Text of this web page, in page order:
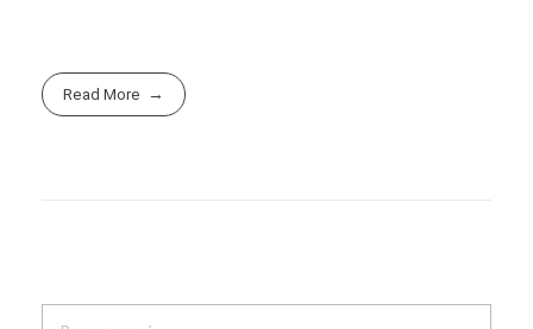
m m
Read More